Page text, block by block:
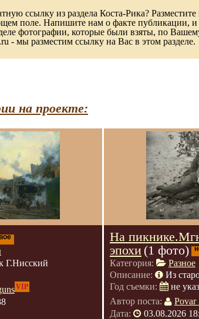
ссылку из раздела Коста-Рика?
поле. Напишите нам о факте публикации,
фотографии, которые были взяты, по
- мы разместим ссылку на Вас в этом разделе.
на проекте:
Г.Нисский
VIP
На
эпохи (1 фото)
Категория:
Разное
Описание:
Из
Год съемки:
не
Автор поста:
Дата:
03.08.2026